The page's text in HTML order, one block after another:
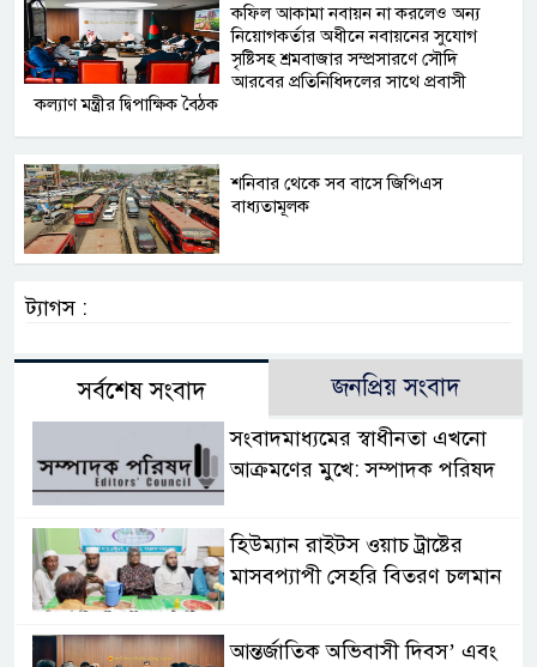
কফিল আকামা নবায়ন না করলেও অন্য
নিয়োগকর্তার অধীনে নবায়নের সুযোগ
সৃষ্টিসহ শ্রমবাজার সম্প্রসারণে সৌদি
আরবের প্রতিনিধিদলের সাথে প্রবাসী
কল্যাণ মন্ত্রীর দ্বিপাক্ষিক বৈঠক
শনিবার থেকে সব বাসে জিপিএস
বাধ্যতামূলক
ট্যাগস :
সর্বশেষ সংবাদ জনপ্রিয় সংবাদ
সংবাদমাধ্যমের স্বাধীনতা এখনো
আক্রমণের মুখে: সম্পাদক পরিষদ
হিউম্যান রাইটস ওয়াচ ট্রাষ্টের
মাসবপ্যাপী সেহরি বিতরণ চলমান
আন্তর্জাতিক অভিবাসী দিবস’ এবং